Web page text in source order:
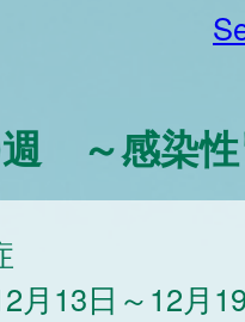
～感染性
月13日～12月